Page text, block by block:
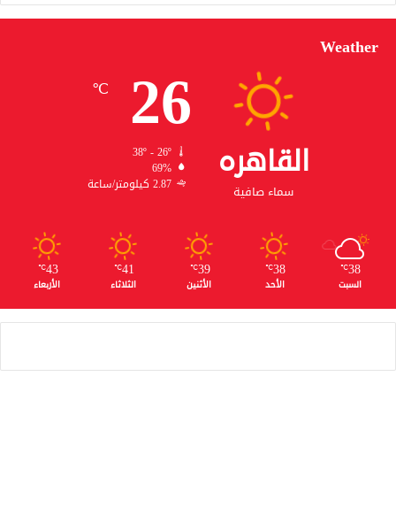
Weather
القاهره
سماء صافية
26
℃
38º - 26º
69%
2.87 كيلومتر/ساعة
38
℃
السبت
38
℃
الأحد
39
℃
الأثنين
41
℃
الثلاثاء
43
℃
الأربعاء